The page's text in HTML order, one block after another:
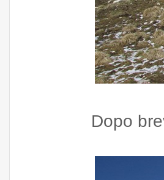
Dopo